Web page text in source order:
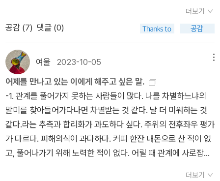
가 쫓겨났다는 소문을 들어왔는데약장수를 따라나서 노래를 부
되는데,,​녹수청산(綠水靑山)- 청산녹수, 푸른 골짜기에 흐르는
맑은 물. 1973년 발표.​주인공을 챙겨주고 위해주던 여남은 살 연
상의 '대복이' 이야기,그를 따라다니면서 온갖 구잡스러운 놀이들
을 하게 되는데미군들에 의해 대천 해수욕장이 개발되고, '대복
이'는 미군들의 심부름을 하면서 물건을 훔치고 마을에서는 소문
난 사람이 된다.그의 행실에 물들까, 주인공에게 경고들을 하지
만, 어머니의 묵인처럼, 자신을 끔찍이 챙기는 '대복이'가 딱히 해
될 것은 없고,또 무엇보다도 그를 너무도 좋이 여기는데, 점점 '대
볼 수도 있기에 연작소설이라기보다는 단편모음집이라고 하는
편이 더 낫겠다.2. 사투리, 토속어, 한자말등을 많이 사용함으로
써 우리말을 적극 활용했다는 점에서 높은 점수를 주고 싶으나 가
독성에서 많이 힘들었다. 책 뒷편에 어휘풀이가 있기에 앞뒤로 넘
겨가며 뜻풀이를 찾아가며 읽어야했고 어떨때는 대충 의미가 파
악되어 그냥읽어가기도 했지만 중간중간 읽기의 흐름이 끊어지
는 면이 있었다. 그렇지만 이런면에서 오히려 우리말을 풍부히 해
주었다고 해야겠다. 내가 충청도사람이었으면 훨씬 더 쉽게 읽을
수 있지 않았을까 하는 생각을 해본다. 3. 여러 작품들이 연상되
게 해주었다.할아버님이나 여전히 사라지지 않은 계급간의 문화
는 ‘미스터션샤인’이 떠올랐고,아버지의 예비검속이나 지하당 활
동, 순심이 이야기등에서는 ‘태백산맥’이 생각났다.어린 시절의
남해. 1-2 진병관, 김경진 들녘 6.관촌수필 이문구 문학과지성사
시학 9.백석 시 전집 [백석 탄생 100주년 기념판] 백석 10.연암
산문집 박지원 지식을 만드는 지식 11.홍루몽. 1-6 [개정판] 조설
근 나남 12.천변풍경 (한국문학전집 10) 박태원 문학과지성사 1
3.남한산성 김훈 학고재 14.하늘과 바람과 별과 시 윤동주 소와
다리 <계속>
더보기
공감 (7) 댓글 (0)
여울 2023-10-05
어제를 만나고 있는 이에게 해주고 싶은 말.
-1. 관계를 풀어가지 못하는 사람들이 많다. 나를 차별하느냐의
말미를 찾아들어가다나면 차별받는 것 같다. 날 더 미워하는 것
같다.라는 추측과 합리화가 과도하다 싶다. 주위의 전후좌우 평가
가 다르다. 피해의식이 과다하다. 커피 한잔 내돈으로 산 적이 없
고, 풀어나가기 위해 노력한 적이 없다. 어릴 때 관계에 사로잡혀
더보기